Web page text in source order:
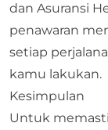
dan Asuransi
penawaran
setiap
kamu lakukan.
Kesimpulan
Untuk